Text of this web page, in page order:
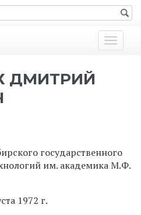
Показать
меню
ДМИТРИЙ
государственного
им. академика М.Ф.
1972 г.